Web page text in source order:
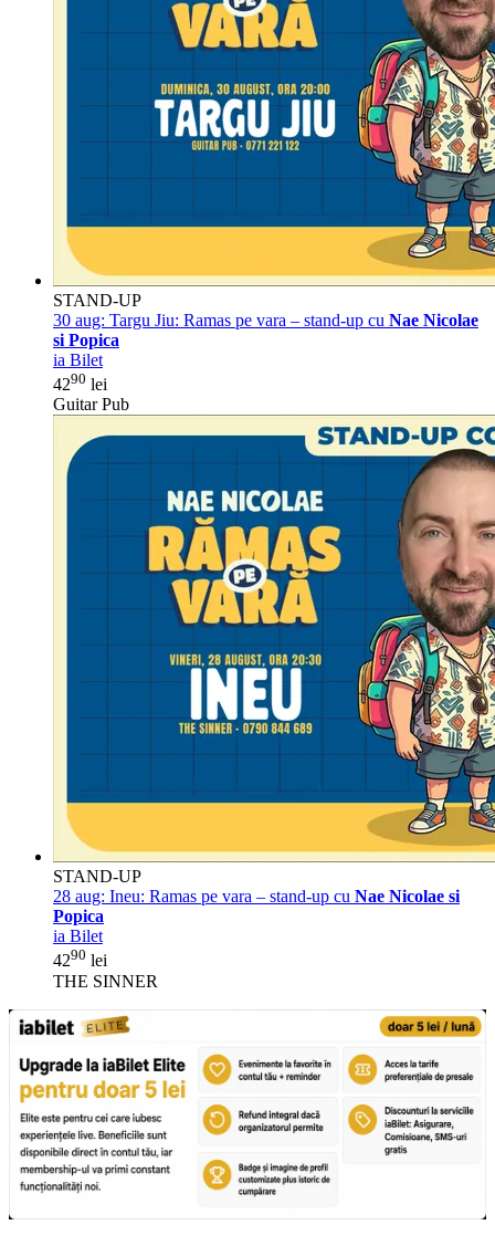
STAND-UP
30 aug: Targu Jiu: Ramas pe vara – stand-up cu Nae Nicolae
si Popica
ia Bilet
4290 lei
Guitar Pub
STAND-UP
28 aug: Ineu: Ramas pe vara – stand-up cu Nae Nicolae si
Popica
ia Bilet
4290 lei
THE SINNER